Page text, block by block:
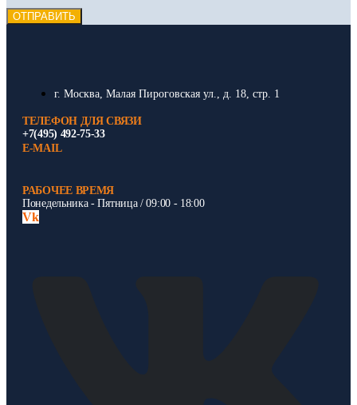
ОТПРАВИТЬ
г. Москва, Малая Пироговская ул., д. 18, стр. 1
ТЕЛЕФОН ДЛЯ СВЯЗИ
+7(495) 492-75-33
E-MAIL
РАБОЧЕЕ ВРЕМЯ
Понедельника - Пятница / 09:00 - 18:00
Vk